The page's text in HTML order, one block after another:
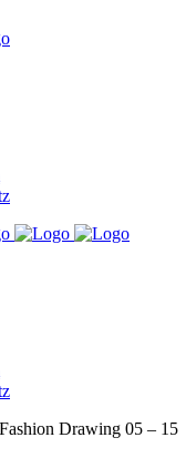
Drawing 05 – 15